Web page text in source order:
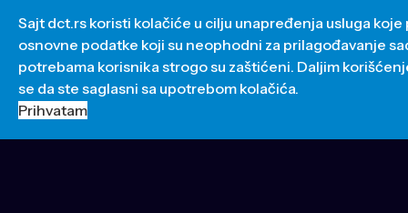
Naši partneri
Sajt dct.rs koristi kolačiće u cilju unapređenja usluga
osnovne podatke koji su neophodni za prilagođavanje
potrebama korisnika strogo su zaštićeni. Daljim
se da ste saglasni sa upotrebom kolačića.
Prihvatam